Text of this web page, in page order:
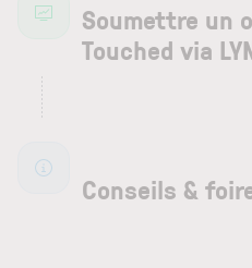
Soumettre un
Touched via
Conseils &